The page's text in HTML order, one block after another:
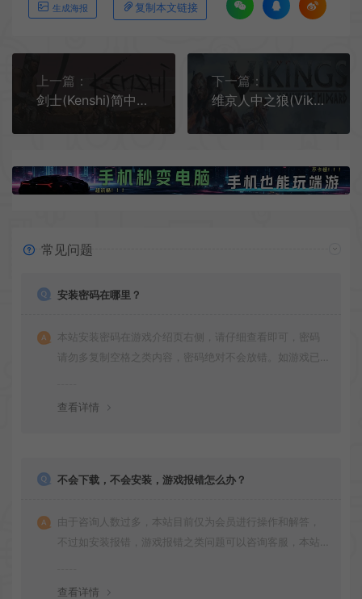
生成海报 复制本文链接
上一篇：
剑士(Kenshi)简中|PC|RPG|开放世界角色扮演动作游戏
下一篇：
维京人中之狼(Vikings-Wolves of Midgard)简中|PC|RPG|修改器|动作角色扮演游戏
常见问题
安装密码在哪里？
本站安装密码在游戏介绍页右侧，请仔细查看即可，密码
请勿多复制空格之类内容，密码绝对不会放错。如游戏已
查看详情
不会下载，不会安装，游戏报错怎么办？
由于咨询人数过多，本站目前仅为会员进行操作和解答，
不过如安装报错，游戏报错之类问题可以咨询客服，本站
查看详情